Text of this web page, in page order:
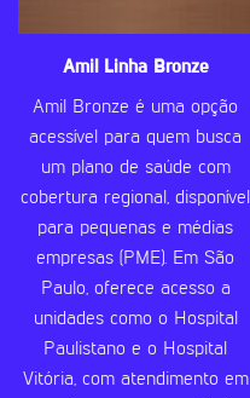
Amil Linha Bronze
Amil Bronze é uma opção
acessível para quem busca
um plano de saúde com
cobertura regional, disponível
para pequenas e médias
empresas (PME). Em São
Paulo, oferece acesso a
unidades como o Hospital
Paulistano e o Hospital
Vitória, com atendimento em